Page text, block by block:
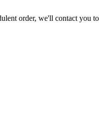
order, we'll contact you